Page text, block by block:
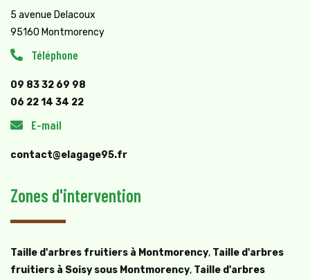
5 avenue Delacoux
95160 Montmorency
Téléphone
09 83 32 69 98
06 22 14 34 22
E-mail
contact@elagage95.fr
Zones d'intervention
Taille d'arbres fruitiers à Montmorency, Taille d'arbres
fruitiers à Soisy sous Montmorency, Taille d'arbres